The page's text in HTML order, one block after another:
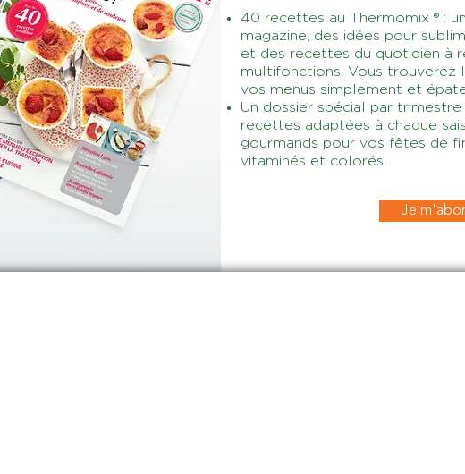
40 recettes au Thermomix ® :
magazine, des idées pour
et des recettes du quotidien à
multifonctions. Vous trouverez
vos menus simplement et
Un dossier spécial par
recettes adaptées à chaque
gourmands pour vos fêtes de
vitaminés et colorés...
Je